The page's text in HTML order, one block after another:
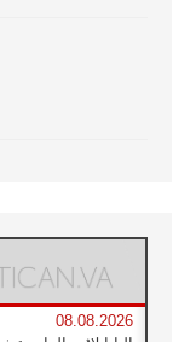
08.08.2026